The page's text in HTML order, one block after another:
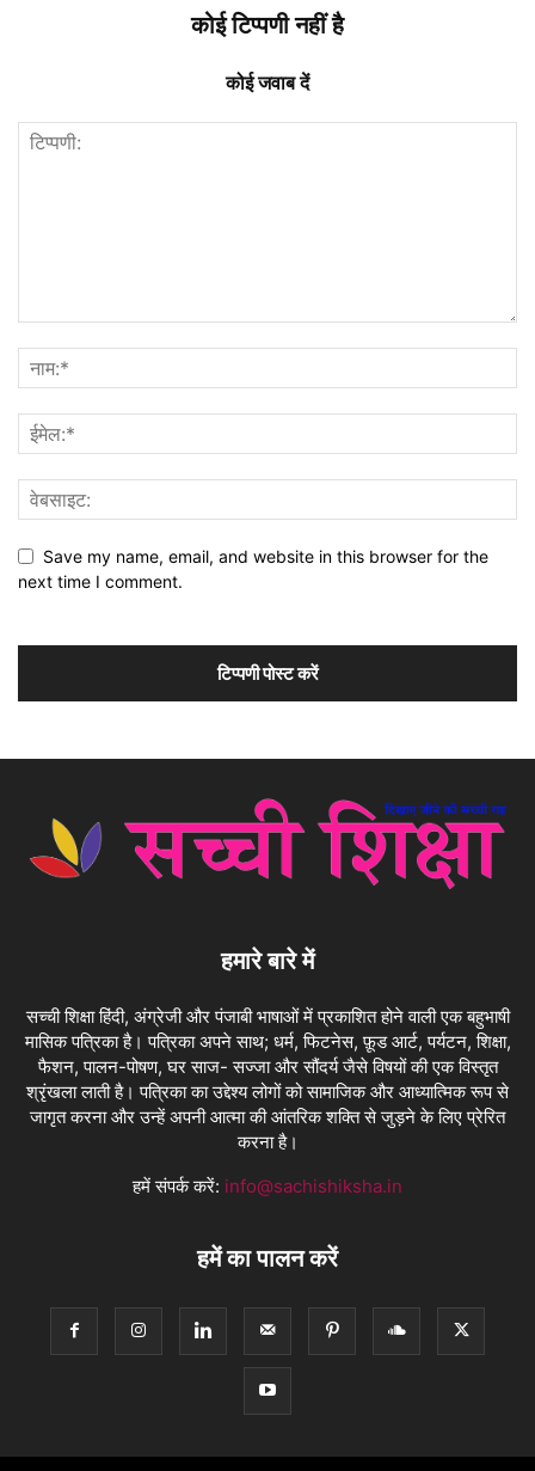
कोई टिप्पणी नहीं है
कोई जवाब दें
Save my name, email, and website in this browser for the
next time I comment.
हमारे बारे में
सच्ची शिक्षा हिंदी, अंग्रेजी और पंजाबी भाषाओं में प्रकाशित होने वाली एक बहुभाषी
मासिक पत्रिका है। पत्रिका अपने साथ; धर्म, फिटनेस, फ़ूड आर्ट, पर्यटन, शिक्षा,
फैशन, पालन-पोषण, घर साज- सज्जा और सौंदर्य जैसे विषयों की एक विस्तृत
श्रृंखला लाती है। पत्रिका का उद्देश्य लोगों को सामाजिक और आध्यात्मिक रूप से
जागृत करना और उन्हें अपनी आत्मा की आंतरिक शक्ति से जुड़ने के लिए प्रेरित
करना है।
हमें संपर्क करें: info@sachishiksha.in
हमें का पालन करें